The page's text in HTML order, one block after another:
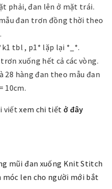
phải, đan lên ở mặt trái.
đan trơn đồng thời theo
tbl , p1* lặp lại *_*.
xuống hết cả các vòng.
28 hàng đan theo mẫu đan
10cm.
viếtxem chi tiết ở đây
mũi đan xuống Knit Stitch
móc len cho người mới bắt